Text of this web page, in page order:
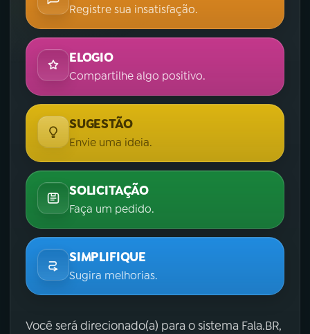
Registre sua insatisfação.
ELOGIO
Compartilhe algo positivo.
SUGESTÃO
Envie uma ideia.
SOLICITAÇÃO
Faça um pedido.
SIMPLIFIQUE
Sugira melhorias.
Você será direcionado(a) para o sistema Fala.BR,